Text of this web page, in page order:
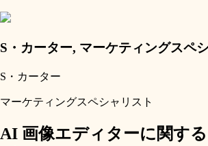
S・カーター, マーケティングスペ
S・カーター
マーケティングスペシャリスト
AI 画像エディターに関す